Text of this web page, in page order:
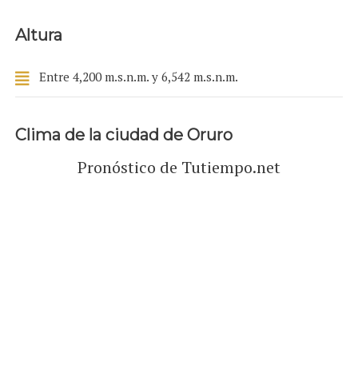
Altura
Entre 4,200 m.s.n.m. y 6,542 m.s.n.m.
Clima de la ciudad de Oruro
Pronóstico de Tutiempo.net